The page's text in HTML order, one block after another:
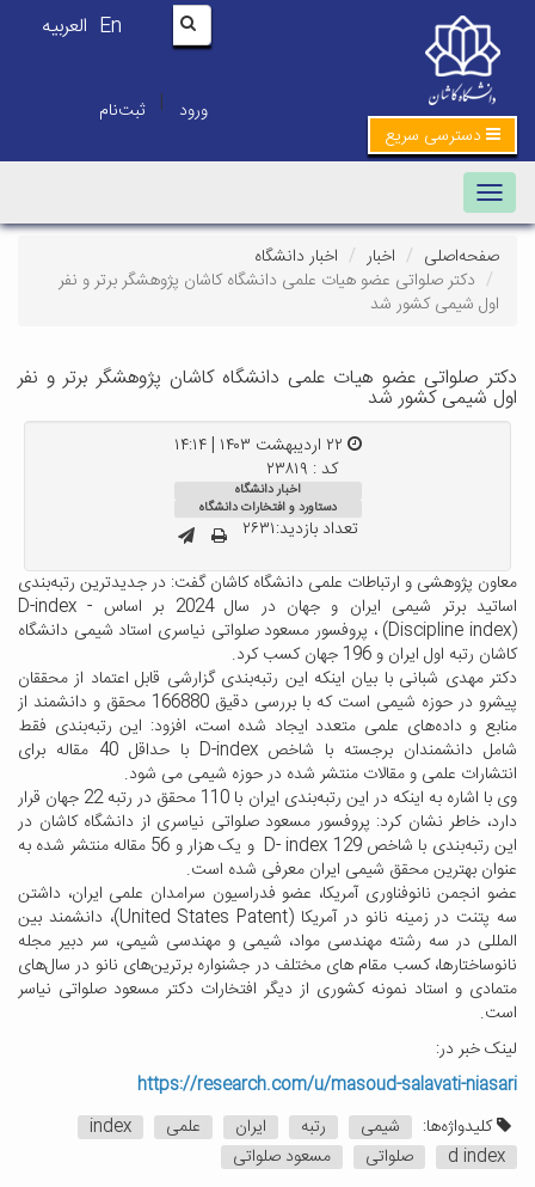
En العربیه
ورود | ثبت‌نام
دسترسی سریع
Toggle navigation
صفحه‌اصلی اخبار
اخبار دانشگاه
دکتر صلواتی عضو هیات علمی دانشگاه کاشان پژوهشگر برتر و نفر
اول شیمی کشور شد
دکتر صلواتی عضو هیات علمی دانشگاه کاشان پژوهشگر برتر و نفر
اول شیمی کشور شد
کد : ۲۳۸۱۹
اخبار دانشگاه
دستاورد و افتخارات دانشگاه
تعداد بازدید:۲۶۳۱
معاون پژوهشی و ارتباطات علمی دانشگاه کاشان گفت: در جدیدترین رتبه‌بندی
اساتید برتر شیمی ایران و جهان در سال 2024 بر اساس - D-index
(Discipline index) ، پروفسور مسعود صلواتی نیاسری استاد شیمی دانشگاه
کاشان رتبه اول ایران و 196 جهان کسب کرد.
دکتر مهدی شبانی با بیان اینکه این رتبه‌بندی گزارشی قابل اعتماد از محققان
پیشرو در حوزه شیمی است که با بررسی دقیق 166880 محقق و دانشمند از
منابع و داده‌های علمی متعدد ایجاد شده است، افزود: این رتبه‌بندی فقط
شامل دانشمندان برجسته با شاخص D-index با حداقل 40 مقاله برای
انتشارات علمی و مقالات منتشر شده در حوزه شیمی می شود.
وی با اشاره به اینکه در این رتبه‌بندی ایران با 110 محقق در رتبه 22 جهان قرار
دارد، خاطر نشان کرد: پروفسور مسعود صلواتی نیاسری از دانشگاه کاشان در
این رتبه‌بندی با شاخص 129 D- index و یک هزار و 56 مقاله منتشر شده به
عنوان بهترین محقق شیمی ایران معرفی شده است.
عضو انجمن نانوفناوری آمریکا، عضو فدراسیون سرامدان علمی ایران، داشتن
سه پتنت در زمینه نانو در آمریکا (United States Patent)، دانشمند بین
المللی در سه رشته مهندسی مواد، شیمی و مهندسی شیمی، سر دبیر مجله
نانوساختارها، کسب مقام های مختلف در جشنواره برترین‌های نانو در سال‌های
متمادی و استاد نمونه کشوری از دیگر افتخارات دکتر مسعود صلواتی نیاسر
است.
لینک خبر در:
https://research.com/u/masoud-salavati-niasari
کلیدواژه‌ها:
شیمی رتبه ایران علمی
index
d index
صلواتی مسعود صلواتی